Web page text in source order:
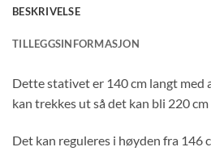
BESKRIVELSE
TILLEGGSINFORMASJON
Dette stativet er 140 cm langt med
kan trekkes ut så det kan bli 220
Det kan reguleres i høyden fra 146